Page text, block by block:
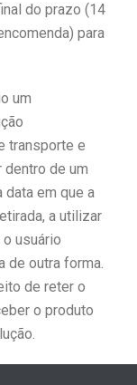
do prazo (14
para
um
transporte e
dentro de um
em que a
a utilizar
usuário
de outra forma.
de reter o
o produto